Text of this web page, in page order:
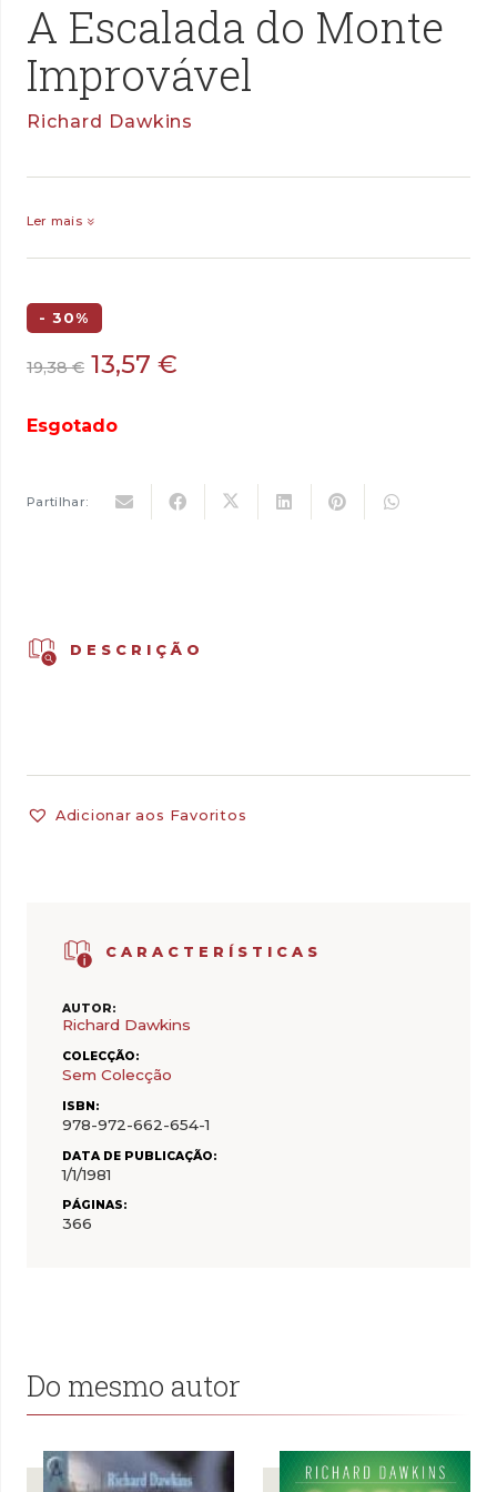
A Escalada do Monte
Improvável
Richard Dawkins
Ler mais
- 30%
19,38€ O
original
13,57 €
Esgotado
Partilhar:
CARACTERÍSTICAS
AUTOR:
Richard Dawkins
COLECÇÃO:
Sem Colecção
ISBN:
978-972-662-654-1
DATA DE PUBLICAÇÃO:
1/1/1981
PÁGINAS:
366
DESCRIÇÃO
Adicionar aos Favoritos
Do mesmo autor